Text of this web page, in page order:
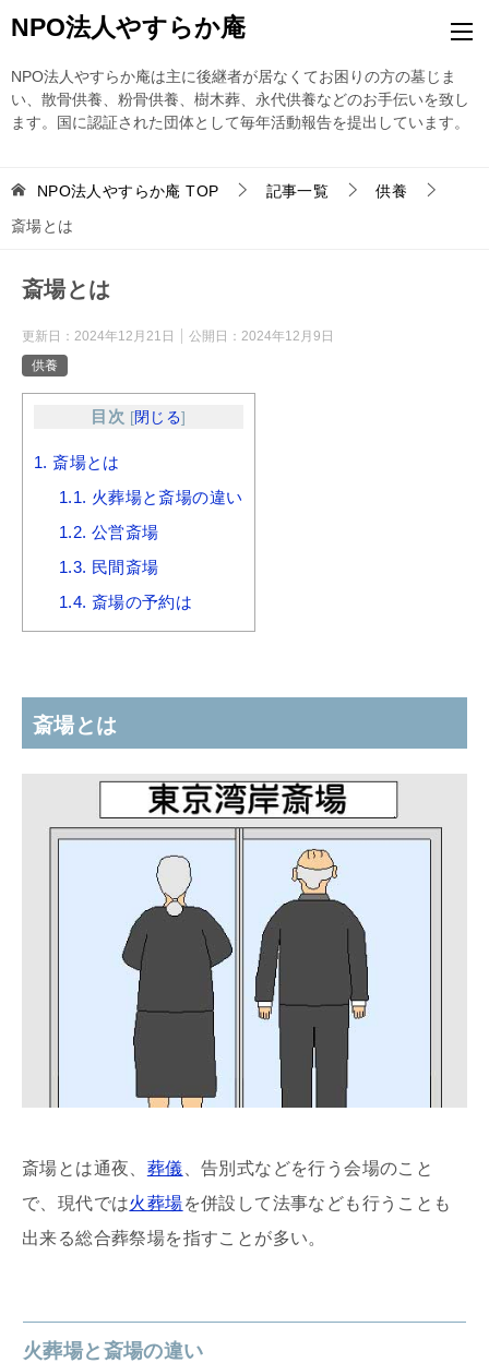
NPO法人やすらか庵
NPO法人やすらか庵は主に後継者が居なくてお困りの方の墓じま
い、散骨供養、粉骨供養、樹木葬、永代供養などのお手伝いを致し
ます。国に認証された団体として毎年活動報告を提出しています。
NPO法人やすらか庵 TOP 記事一覧
供養
斎場とは
斎場とは
更新日： 2024年12月21日 公開日： 2024年12月9日
供養
目次 [閉じる]
1. 斎場とは
1.1. 火葬場と斎場の違い
1.2. 公営斎場
1.3. 民間斎場
1.4. 斎場の予約は
斎場とは
斎場とは通夜、 葬儀 、告別式などを行う会場のこと
で、現代では火葬場を併設して法事なども行うことも
出来る総合葬祭場を指すことが多い。
火葬場と斎場の違い